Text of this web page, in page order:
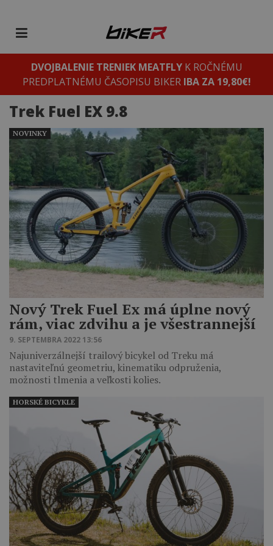
DVOJBALENIE TRENIEK MEATFLYK ROČNÉMU
PREDPLATNÉMU ČASOPISU BIKER IBA ZA 19,80€!
Trek Fuel EX 9.8
Nový Trek Fuel Ex má úplne nový
rám, viac zdvihu a je všestrannejší
9. SEPTEMBRA 2022 13:56
Najuniverzálnejší trailový bicykel od Treku má
nastaviteľnú geometriu, kinematiku odpruženia,
možnosti tlmenia a veľkosti kolies.
NOVINKY
HORSKÉ BICYKLE